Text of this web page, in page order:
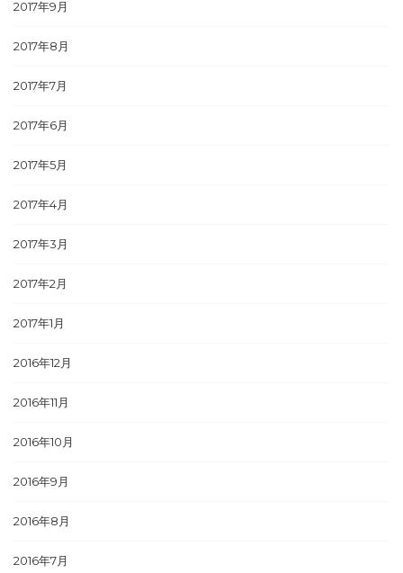
2017年9月
2017年8月
2017年7月
2017年6月
2017年5月
2017年4月
2017年3月
2017年2月
2017年1月
2016年12月
2016年11月
2016年10月
2016年9月
2016年8月
2016年7月